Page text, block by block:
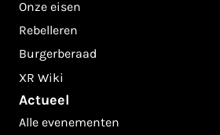
Onze eisen
Rebelleren
Burgerberaad
XR Wiki
Actueel
Alle evenementen